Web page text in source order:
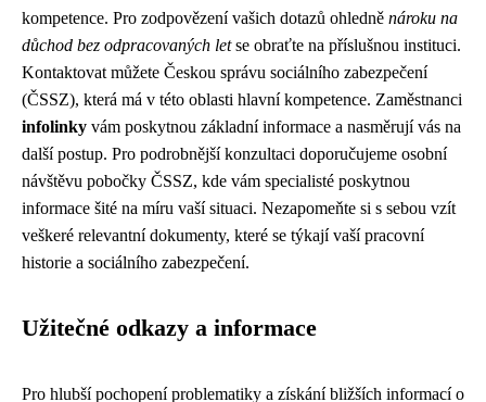
kompetence. Pro zodpovězení vašich dotazů ohledně nároku na
důchod bez odpracovaných letse obraťte na příslušnou instituci.
Kontaktovat můžete Českou správu sociálního zabezpečení
(ČSSZ), která má v této oblasti hlavní kompetence. Zaměstnanci
infolinky vám poskytnou základní informace a nasměrují vás na
další postup. Pro podrobnější konzultaci doporučujeme osobní
návštěvu pobočky ČSSZ, kde vám specialisté poskytnou
informace šité na míru vaší situaci. Nezapomeňte si s sebou vzít
veškeré relevantní dokumenty, které se týkají vaší pracovní
historie a sociálního zabezpečení.
Užitečné odkazy a informace
Pro hlubší pochopení problematiky a získání bližších informací o